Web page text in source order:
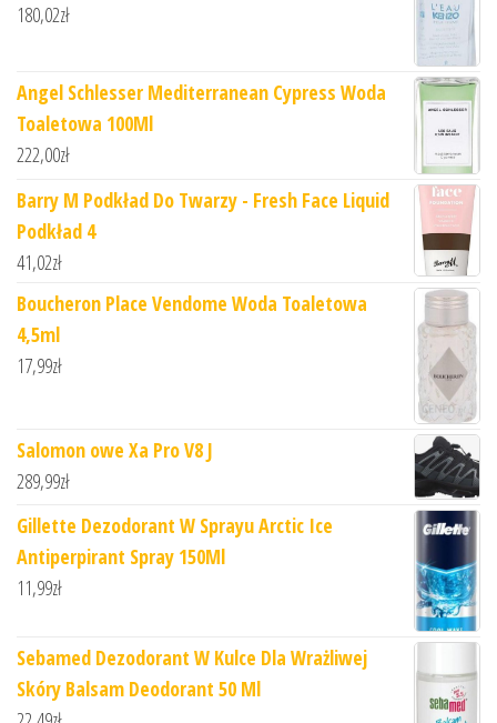
180,02zł
Angel Schlesser Mediterranean Cypress Woda
Toaletowa 100Ml
222,00zł
Barry M Podkład Do Twarzy - Fresh Face Liquid
Podkład 4
41,02zł
Boucheron Place Vendome Woda Toaletowa
4,5ml
17,99zł
Salomon owe Xa Pro V8 J
289,99zł
Gillette Dezodorant W Sprayu Arctic Ice
Antiperpirant Spray 150Ml
11,99zł
Sebamed Dezodorant W Kulce Dla Wrażliwej
Skóry Balsam Deodorant 50 Ml